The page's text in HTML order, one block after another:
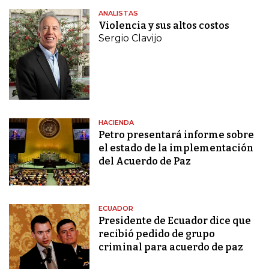
ANALISTAS
Violencia y sus altos costos
Sergio Clavijo
HACIENDA
Petro presentará informe sobre
el estado de la implementación
del Acuerdo de Paz
ECUADOR
Presidente de Ecuador dice que
recibió pedido de grupo
criminal para acuerdo de paz